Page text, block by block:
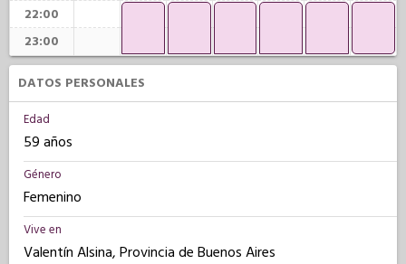
22:00
23:00
DATOS PERSONALES
Edad
59 años
Género
Femenino
Vive en
Valentín Alsina, Provincia de Buenos Aires